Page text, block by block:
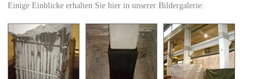
Ei­ni­ge Ein­bli­cke er­hal­ten Sie hier in un­se­rer Bil­der­ga­le­rie: